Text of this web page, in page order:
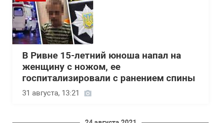
В Ривне 15-летний юноша напал на
женщину с ножом, ее
госпитализировали с ранением спины
31 августа, 13:21